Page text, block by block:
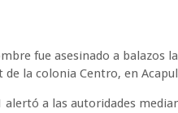
fue asesinado a balazos
de la colonia Centro, en
alertó a las autoridades